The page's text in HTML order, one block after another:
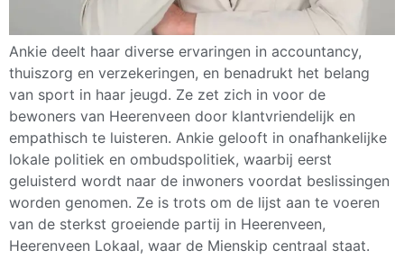
Ankie deelt haar diverse ervaringen in accountancy,
thuiszorg en verzekeringen, en benadrukt het belang
van sport in haar jeugd. Ze zet zich in voor de
bewoners van Heerenveen door klantvriendelijk en
empathisch te luisteren. Ankie gelooft in onafhankelijke
lokale politiek en ombudspolitiek, waarbij eerst
geluisterd wordt naar de inwoners voordat beslissingen
worden genomen. Ze is trots om de lijst aan te voeren
van de sterkst groeiende partij in Heerenveen,
Heerenveen Lokaal, waar de Mienskip centraal staat.